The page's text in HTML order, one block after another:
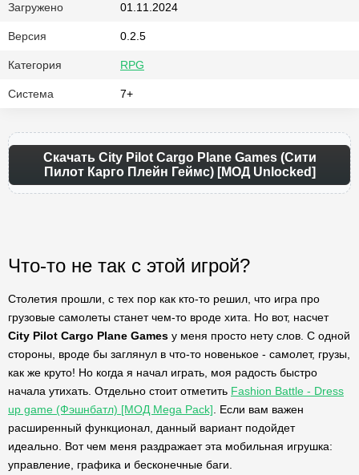
Загружено 01.11.2024
Версия 0.2.5
Категория RPG
Система 7+
Скачать City Pilot Cargo Plane Games (Сити
Пилот Карго Плейн Геймс) [МОД Unlocked]
Что-то не так с этой игрой?
Столетия прошли, с тех пор как кто-то решил, что игра про
грузовые самолеты станет чем-то вроде хита. Но вот, насчет
City Pilot Cargo Plane Games у меня просто нету слов. С одной
стороны, вроде бы заглянул в что-то новенькое - самолет, грузы,
как же круто! Но когда я начал играть, моя радость быстро
начала утихать. Отдельно стоит отметить Fashion Battle - Dress
up game (Фэшнбатл) [МОД Mega Pack] . Если вам важен
расширенный функционал, данный вариант подойдет
идеально. Вот чем меня раздражает эта мобильная игрушка:
управление, графика и бесконечные баги.